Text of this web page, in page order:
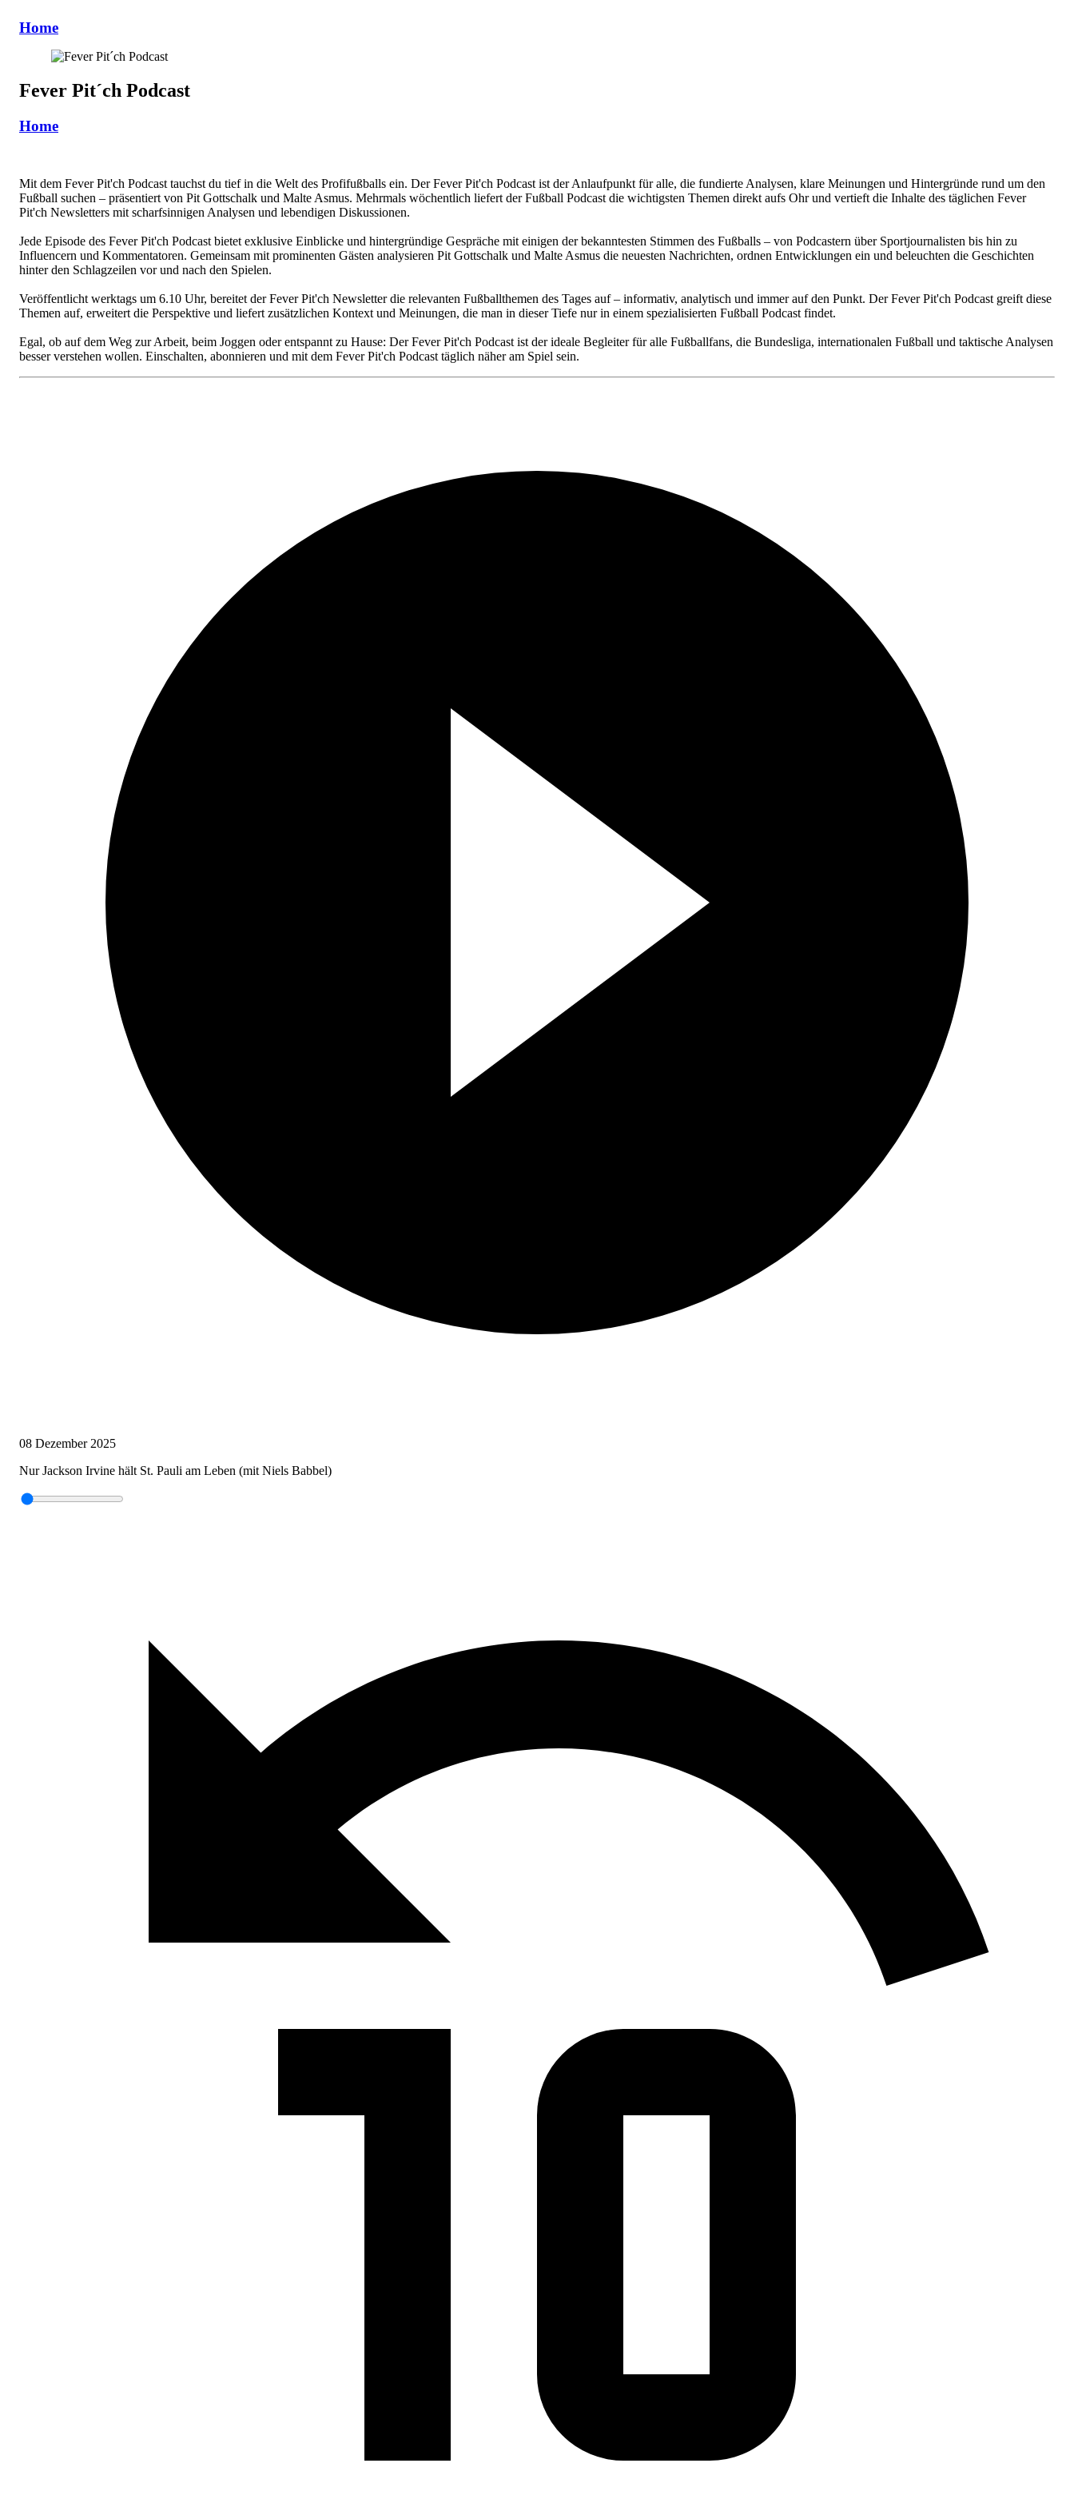
Home
Fever Pit´ch Podcast
Home
Mit dem Fever Pit'ch Podcast tauchst du tief in die Welt des Profifußballs ein. Der Fever Pit'ch Podcast ist der Anlaufpunkt für alle, die fundierte Analysen, klare Meinungen und Hintergründe rund um den
Fußball suchen – präsentiert von Pit Gottschalk und Malte Asmus. Mehrmals wöchentlich liefert der Fußball Podcast die wichtigsten Themen direkt aufs Ohr und vertieft die Inhalte des täglichen Fever
Pit'ch Newsletters mit scharfsinnigen Analysen und lebendigen Diskussionen.
Jede Episode des Fever Pit'ch Podcast bietet exklusive Einblicke und hintergründige Gespräche mit einigen der bekanntesten Stimmen des Fußballs – von Podcastern über Sportjournalisten bis hin zu
Influencern und Kommentatoren. Gemeinsam mit prominenten Gästen analysieren Pit Gottschalk und Malte Asmus die neuesten Nachrichten, ordnen Entwicklungen ein und beleuchten die Geschichten
hinter den Schlagzeilen vor und nach den Spielen.
Veröffentlicht werktags um 6.10 Uhr, bereitet der Fever Pit'ch Newsletter die relevanten Fußballthemen des Tages auf – informativ, analytisch und immer auf den Punkt. Der Fever Pit'ch Podcast greift diese
Themen auf, erweitert die Perspektive und liefert zusätzlichen Kontext und Meinungen, die man in dieser Tiefe nur in einem spezialisierten Fußball Podcast findet.
Egal, ob auf dem Weg zur Arbeit, beim Joggen oder entspannt zu Hause: Der Fever Pit'ch Podcast ist der ideale Begleiter für alle Fußballfans, die Bundesliga, internationalen Fußball und taktische Analysen
besser verstehen wollen. Einschalten, abonnieren und mit dem Fever Pit'ch Podcast täglich näher am Spiel sein.
08 Dezember 2025
Nur Jackson Irvine hält St. Pauli am Leben (mit Niels Babbel)